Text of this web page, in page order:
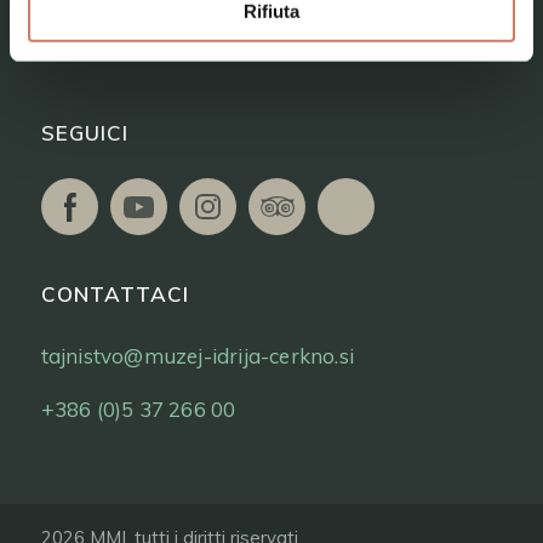
Rifiuta
Biglietti
SEGUICI
CONTATTACI
tajnistvo@muzej-idrija-cerkno.si
+386 (0)5 37 266 00
2026 MMI, tutti i diritti riservati